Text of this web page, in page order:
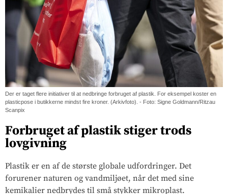
Der er taget flere initiativer til at nedbringe forbruget af plastik. For eksempel koster en
plasticpose i butikkerne mindst fire kroner. (Arkivfoto). - Foto: Signe Goldmann/Ritzau
Scanpix
Forbruget af plastik stiger trods
lovgivning
Plastik er en af de største globale udfordringer. Det
forurener naturen og vandmiljøet, når det med sine
kemikalier nedbrydes til små stykker mikroplast.